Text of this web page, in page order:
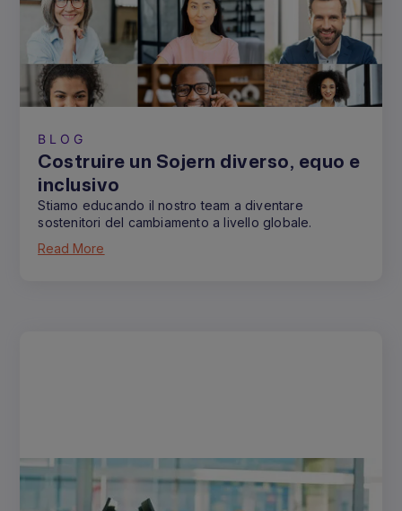
BLOG
Costruire un Sojern diverso, equo e
inclusivo
Stiamo educando il nostro team a diventare
sostenitori del cambiamento a livello globale.
Read More